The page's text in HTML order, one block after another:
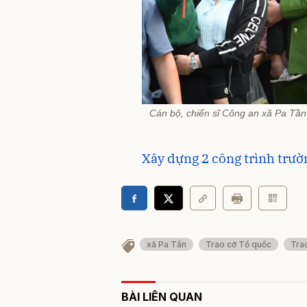
Cán bộ, chiến sĩ Công an xã Pa
Xây dựng 2 công trình
xã Pa Tần Trao cờ Tổ quốc
BÀI LIÊN QUAN